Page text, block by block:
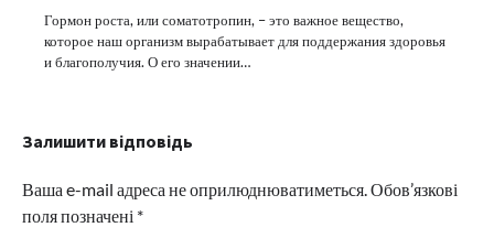
Гормон роста, или соматотропин, – это важное вещество,
которое наш организм вырабатывает для поддержания здоровья
и благополучия. О его значении…
Залишити відповідь
Ваша e-mail адреса не оприлюднюватиметься. Обов’язкові
поля позначені *